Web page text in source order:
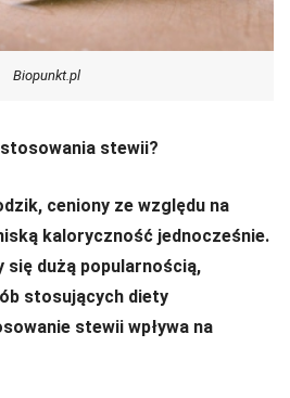
Biopunkt.pl
stewii?
ceniony ze względu na
kaloryczność jednocześnie.
się dużą popularnością,
stosujących diety
stewii wpływa na